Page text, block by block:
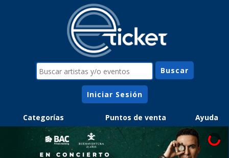
Iniciar Sesión
Categorías Puntos de venta Ayuda